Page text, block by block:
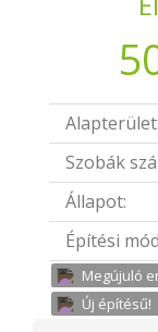
Alapterület:
Szobák
Állapot:
Építési
Megújuló
Új építésű!